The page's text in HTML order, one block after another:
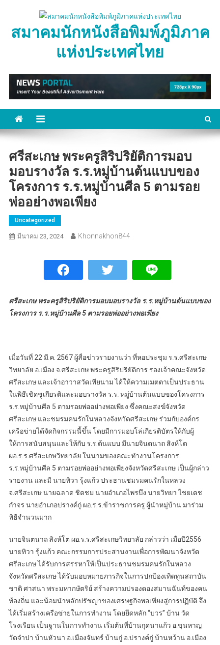
contentสมาคมนักหนังสือพิมพ์ภูมิภาค
แห่งประเทศไทย
ศรีสะเกษ พระครูสิริปริยัติการมอบ
มอบรางวัล ร.ร.หมู่บ้านต้นแบบของ
โครงการ ร.ร.หมู่บ้านศีล 5 ตามรอย
พ่ออย่างพอเพียง
Uncategorized
มีนาคม 23, 2024 Khonnakhon844
ศรีสะเกษ พระครูสิริปริยัติการมอบมอบรางวัล ร.ร.หมู่บ้านต้นแบบของ
โครงการ ร.ร.หมู่บ้านศีล 5 ตามรอยพ่ออย่างพอเพียง
เมื่อวันที่ 22 มี.ค. 2567 ผู้สื่อข่าวรายงานว่า ที่หอประชุม ร.ร.ศรีสะเกษ
วิทยาลัย อ.เมือง จ.ศรีสะเกษ พระครูสิริปริยัติการ รองเจ้าคณะจังหวัด
ศรีสะเกษ และเจ้าอาวาสวัดเพียนาม ได้ให้ความเมตตาเป็นประธาน
ในพิธีเชิดชูเกียรติและมอบรางวัล ร.ร. หมู่บ้านต้นแบบของโครงการ
ร.ร.หมู่บ้านศีล 5 ตามรอยพ่ออย่างพอเพียง ซึ่งคณะสงฆ์จังหวัด
ศรีสะเกษ และชมรมคนรักในหลวงจังหวัดศรีสะเกษ ร่วมกับองค์กร
เครือข่ายได้จัดกิจกรรมนี้ขึ้น โดยมีการมอบโล่เกียรติบัตรให้กับผู้
ให้การสนับสนุนและให้กับ ร.ร.ต้นแบบ มีนายจินตนาถ สิงห์โต
ผอ.ร.ร.ศรีสะเกษวิทยาลัย ในนามของคณะทำงานโครงการ
ร.ร.หมู่บ้านศีล 5 ตามรอยพ่ออย่างพอเพียงจังหวัดศรีสะเกษ เป็นผู้กล่าว
รายงาน และมี นายทิวา รุ้งแก้ว ประธานชมรมคนรักในหลวง
จ.ศรีสะเกษ นายฉลาด ชิดชม นายอำเภอไพรบึง นายวิทยา ไชยเดช
กำจร นายอำเภอปรางค์กู่ ผอ.ร.ร.ข้าราชการครู ผู้นำหมู่บ้าน มาร่วม
พิธีจำนวนมาก
นายจินตนาถ สิงห์โต ผอ.ร.ร.ศรีสะเกษวิทยาลัย กล่าวว่า เมื่อปี2556
นายทิวา รุ้งแก้ว คณะกรรมการประสานงานเพื่อการพัฒนาจังหวัด
ศรีสะเกษ ได้รับการสรรหาให้เป็นประธานชมรมคนรักในหลวง
จังหวัดศรีสะเกษ ได้รับมอบหมายภารกิจในการปกป้องเทิดทูนสถาบัน
ชาติ ศาสนา พระมหากษัตริย์ สร้างความปรองดองสมานฉันท์ของคน
ท้องถิ่น และน้อมนำหลักปรัชญาของเศรษฐกิจพอเพียงสู่การปฏิบัติ จึง
ได้เริ่มสร้างเครือข่ายในการทำงาน โดยยึดหลัก “บวร” บ้าน วัด
โรงเรียน เป็นฐานในการทำงาน เริ่มต้นที่บ้านกุดนาแก้ว อ.ขุนหาญ
วัดจำปา บ้านหัวนา อ.เมืองจันทร์ บ้านกู่ อ.ปรางค์กู่ บ้านหว้าน อ.เมือง